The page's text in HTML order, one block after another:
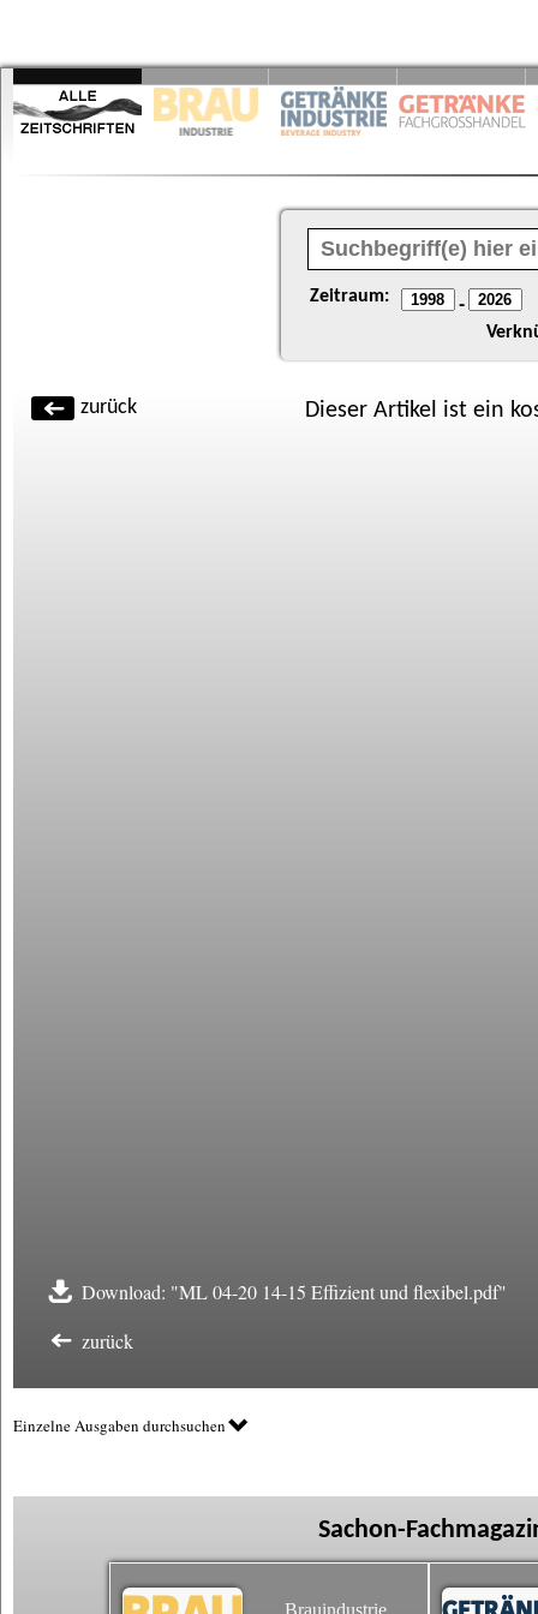
Zeitraum: -
zurück Dieser Artikel ist ein
Download: "ML 04-20 14-15 Effizient und flexibel.pdf"
zurück
Einzelne Ausgaben durchsuchen
Sachon-
Brauindustrie